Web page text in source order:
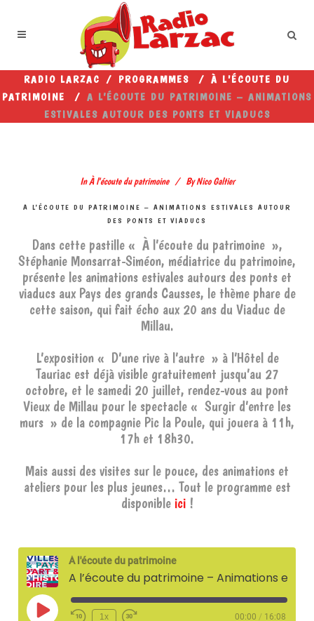
RADIO LARZAC / PROGRAMMES / À L'ÉCOUTE DU
PATRIMOINE
/ A L’ÉCOUTE DU PATRIMOINE – ANIMATIONS
ESTIVALES AUTOUR DES PONTS ET VIADUCS
In À l'écoute du patrimoine By Nico Galtier
A L’ÉCOUTE DU PATRIMOINE – ANIMATIONS ESTIVALES AUTOUR
DES PONTS ET VIADUCS
Dans cette pastille « À l’écoute du patrimoine »,
Stéphanie Monsarrat-Siméon, médiatrice du patrimoine,
présente les animations estivales autours des ponts et
viaducs aux Pays des grands Causses, le thème phare de
cette saison, qui fait écho aux 20 ans du Viaduc de
Millau.
L’exposition « D’une rive à l’autre » à l’Hôtel de
Tauriac est déjà visible gratuitement jusqu’au 27
octobre, et le samedi 20 juillet, rendez-vous au pont
Vieux de Millau pour le spectacle « Surgir d’entre les
murs » de la compagnie Pic la Poule, qui jouera à 11h,
17h et 18h30.
Mais aussi des visites sur le pouce, des animations et
ateliers pour les plus jeunes… Tout le programme est
disponible ici!
À l'écoute du patrimoine
Play
1x 00:00 / 16:08